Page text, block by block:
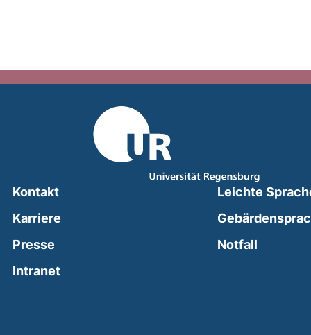
Kontakt
Karriere
Presse
Intranet(external link, opens in a new window)
Leichte
Notfall